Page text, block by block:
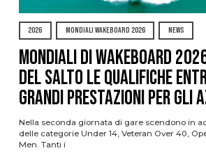
2026 MONDIALI WAKEBOARD 2026 NEWS
Mondiali di Wakeboard
del Salto le qualifiche
grandi prestazioni per gli
Nella seconda giornata di gare scendono in
delle categorie Under 14, Veteran Over 40,
Men. Tanti i